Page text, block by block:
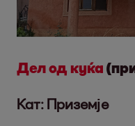
Дел од куќа
Кат: Приземје